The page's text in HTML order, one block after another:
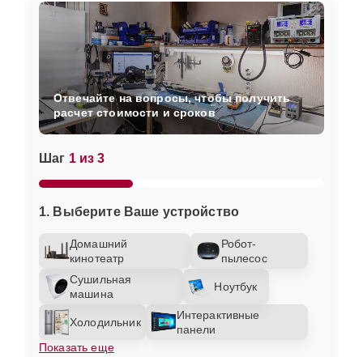
Шаг 1 из 3
1. Выберите Ваше устройство
Домашний
кинотеатр
Робот-
пылесос
Сушильная
машина
Ноутбук
Холодильник
Интерактивные
панели
Показать еще
Отвечайте на вопросы, чтобы получить
расчет стоимости и сроков